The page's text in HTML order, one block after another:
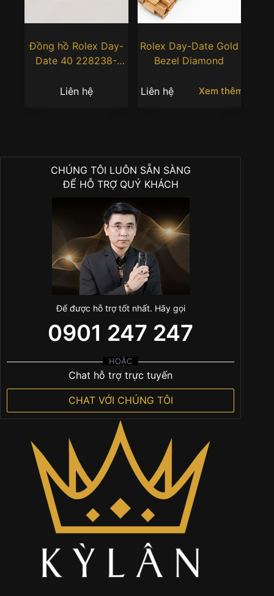
Đồng hồ Rolex Day-
Date 40 228238-
mặt số bạc
Liên hệ
Rolex Day-Date Gold
Bezel Diamond
Liên hệ Xem thêm
CHÚNG TÔI LUÔN SẴN SÀNG
ĐỂ HỖ TRỢ QUÝ KHÁCH
Để được hỗ trợ tốt nhất. Hãy gọi
0901 247 247
HOẶC
Chat hỗ trợ trực tuyến
CHAT VỚI CHÚNG TÔI